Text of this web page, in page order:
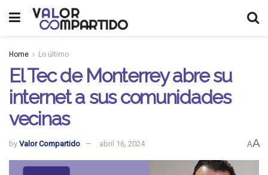
Home Lo último
El Tec de Monterrey abre su
internet a sus comunidades
vecinas
by Valor Compartido abril 16, 2024 AA